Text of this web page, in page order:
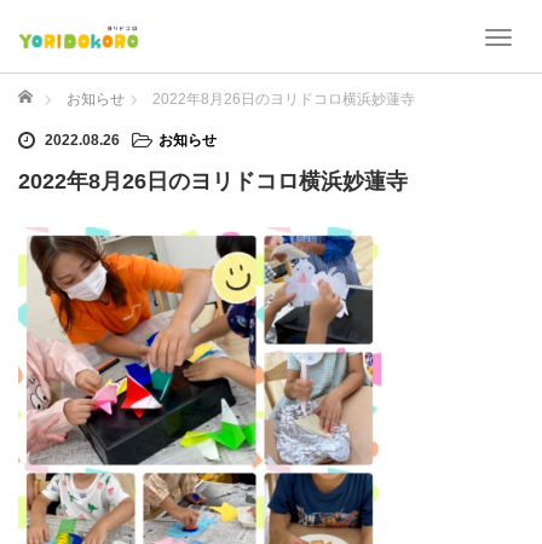
T
ホーム お知らせ 2022年8月26日のヨリドコロ横浜妙蓮寺
2022.08.26 お知らせ
2022年8月26日のヨリドコロ横浜妙蓮寺